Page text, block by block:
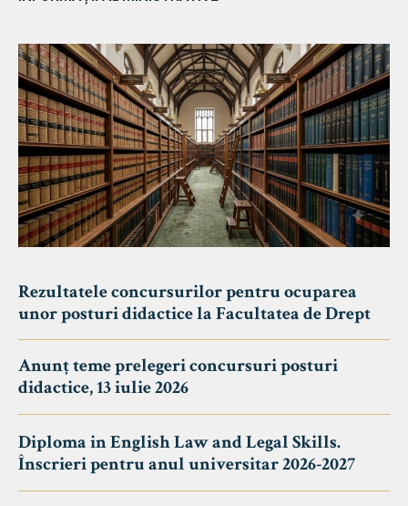
Rezultatele concursurilor pentru ocuparea
unor posturi didactice la Facultatea de Drept
Anunț teme prelegeri concursuri posturi
didactice, 13 iulie 2026
Diploma in English Law and Legal Skills.
Înscrieri pentru anul universitar 2026-2027